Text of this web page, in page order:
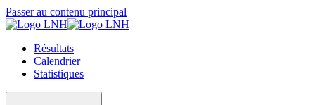
Passer au contenu principal
Résultats
Calendrier
Statistiques